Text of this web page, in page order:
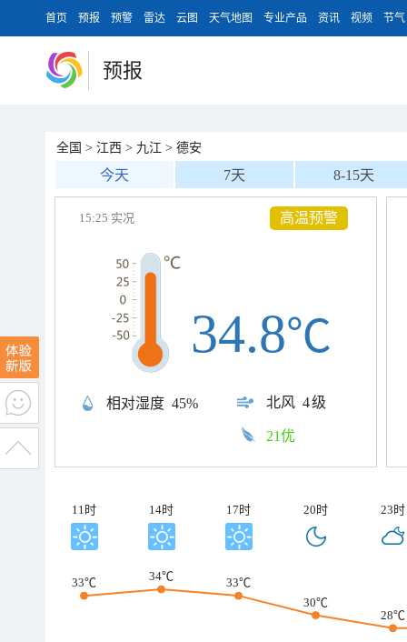
首页 预报 预警 雷达 云图 天气地图 专业产品 资讯 视频 节气
预报
全国 > 江西 > 九江 > 德安
今天 7天 8-15天
高温预警
15:25 实况
相对湿度 45% 北风 4级
34.8℃
21优
11时 14时 17时 20时 23时
33℃ 34℃
33℃
30℃
28℃